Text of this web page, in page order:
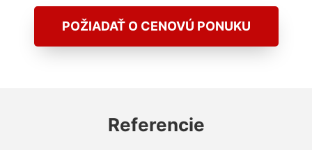
POŽIADAŤ O CENOVÚ PONUKU
Referencie